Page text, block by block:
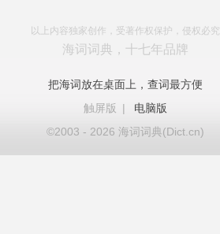
以上内容独家创作，受著作权保护，侵权必究
海词词典，十七年品牌
把海词放在桌面上，查词最方便
触屏版
|
电脑版
©2003 - 2026 海词词典(Dict.cn)